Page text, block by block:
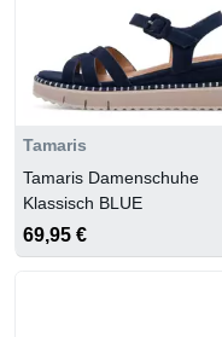
Tamaris
Tamaris Damenschuhe
Klassisch BLUE
69,95 €